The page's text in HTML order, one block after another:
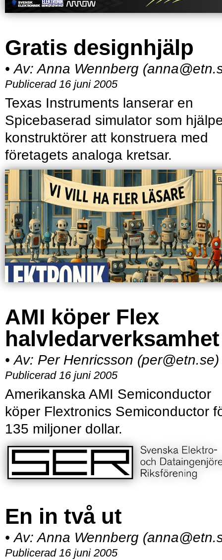
Gratis designhjälp
• Av:Anna Wennberg
Publicerad 16 juni 2005
Texas Instruments lanserar en
Spicebaserad simulator som
konstruktörer att konstruera med
företagets analoga kretsar.
AMI köper Flex
halvledarverksamhet
• Av: Per Henricsson (per@etn.se)
Publicerad 16 juni 2005
Amerikanska AMI Semiconductor
köper Flextronics Semiconductor
135 miljoner dollar.
En in två ut
• Av:Anna Wennberg
Publicerad 16 juni 2005